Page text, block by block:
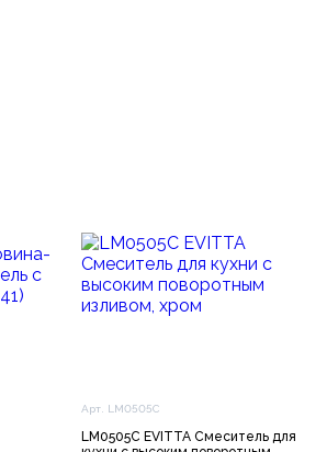
Арт. LM0505C
LM0505C EVITTA Смеситель для